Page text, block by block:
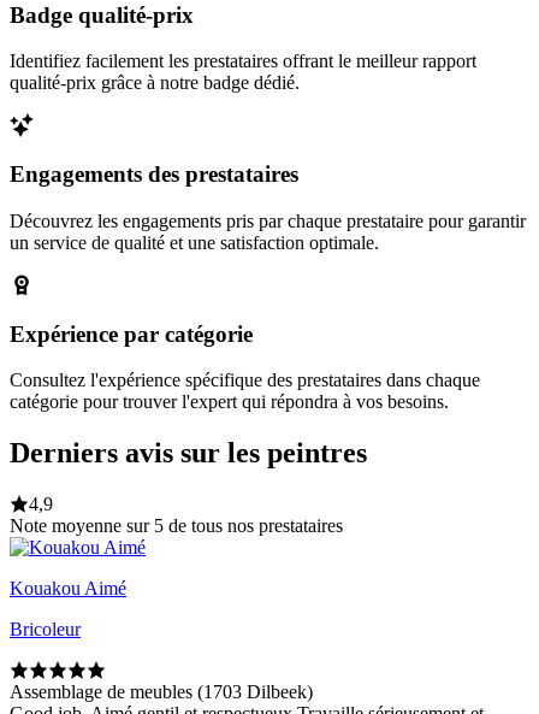
Badge qualité-prix
Identifiez facilement les prestataires offrant le meilleur rapport
qualité-prix grâce à notre badge dédié.
Engagements des prestataires
Découvrez les engagements pris par chaque prestataire pour garantir
un service de qualité et une satisfaction optimale.
Expérience par catégorie
Consultez l'expérience spécifique des prestataires dans chaque
catégorie pour trouver l'expert qui répondra à vos besoins.
Derniers avis sur les peintres
4,9
Note moyenne sur 5 de tous nos prestataires
Kouakou Aimé
Bricoleur
Assemblage de meubles (1703 Dilbeek)